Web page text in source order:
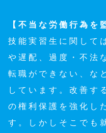
【不当な労働行為を
技能実習生に関して
や遅配、過度・不法
転職ができない、な
しています。改善す
の権利保護を強化し
す。しかしそこでも